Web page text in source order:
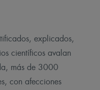
explicados,
científicos avalan
más de 3000
con afecciones